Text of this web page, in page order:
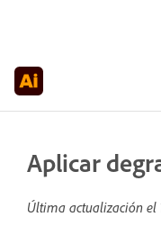
Aplicar
Última actualización el